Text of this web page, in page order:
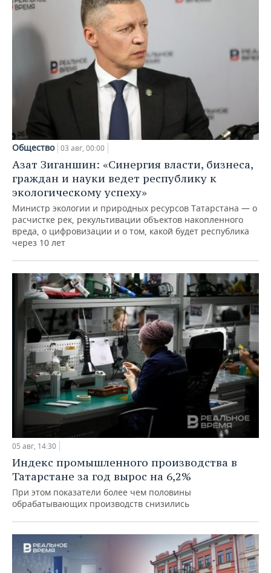
Общество 03 авг, 00:00
Азат Зиганшин: «Синергия власти, бизнеса,
граждан и науки ведет республику к
экологическому успеху»
Министр экологии и природных ресурсов Татарстана — о
расчистке рек, рекультивации объектов накопленного
вреда, о цифровизации и о том, какой будет республика
через 10 лет
05 авг, 14:30
Индекс промышленного производства в
Татарстане за год вырос на 6,2%
При этом показатели более чем половины
обрабатывающих производств снизились